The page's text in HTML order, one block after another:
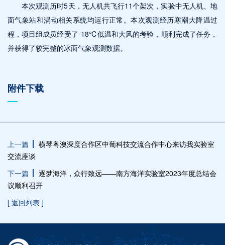
本次观测历时5天，无人机共飞行11个架次，实验中无人机、地
面气象站和涡动相关系统均运行正常。本次观测经历寒潮大降温过
程，项目组成员经受了-18℃低温和大风的考验，顺利完成了任务，
并获得了较完整的冰面气象观测数据。
附件下载
上一篇
横琴粤澳深度合作区中葡科技交流合作中心来访我实验室
交流座谈
下一篇
逐梦海洋，众行致远——南方海洋实验室2023年度总结会
议顺利召开
[ 返回列表 ]